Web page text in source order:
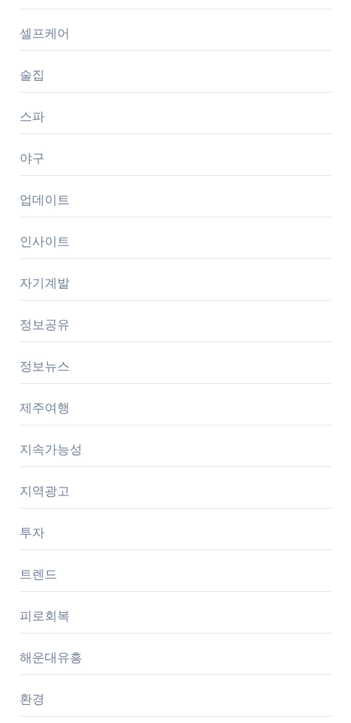
셀프케어
술집
스파
야구
업데이트
인사이트
자기계발
정보공유
정보뉴스
제주여행
지속가능성
지역광고
투자
트렌드
피로회복
해운대유흥
환경